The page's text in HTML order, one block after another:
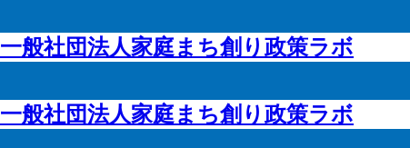
一般社団法人家庭まち創り政策ラボ
一般社団法人家庭まち創り政策ラボ